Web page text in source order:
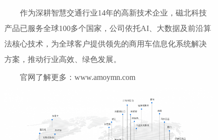
作为深耕智慧交通行业14年的高新技术企业，磁北科技
产品已服务全球100多个国家，公司依托AI、大数据及前沿算
法核心技术，为全球客户提供领先的商用车信息化系统解决
方案，推动行业高效、绿色发展。
官网了解更多：www.amoymn.com